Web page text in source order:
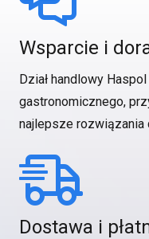
Wsparcie i
Dział handlowy
gastronomicznego,
najlepsze rozwiązania
Dostawa i